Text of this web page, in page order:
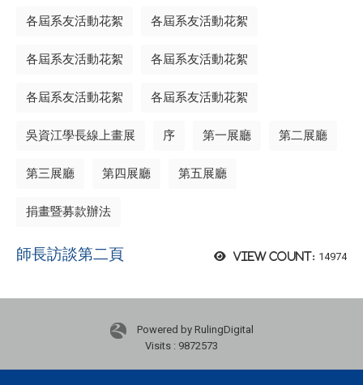
各屆系友活動花絮 各屆系友活動花絮
各屆系友活動花絮 各屆系友活動花絮
各屆系友活動花絮 各屆系友活動花絮
吳資江學長線上畫展 序 第一展廳 第二展廳
第三展廳 第四展廳 第五展廳
捐畫暨募款辦法
View count: 14974
師長訪談第二頁
Powered by RulingDigital
Visits : 9872573